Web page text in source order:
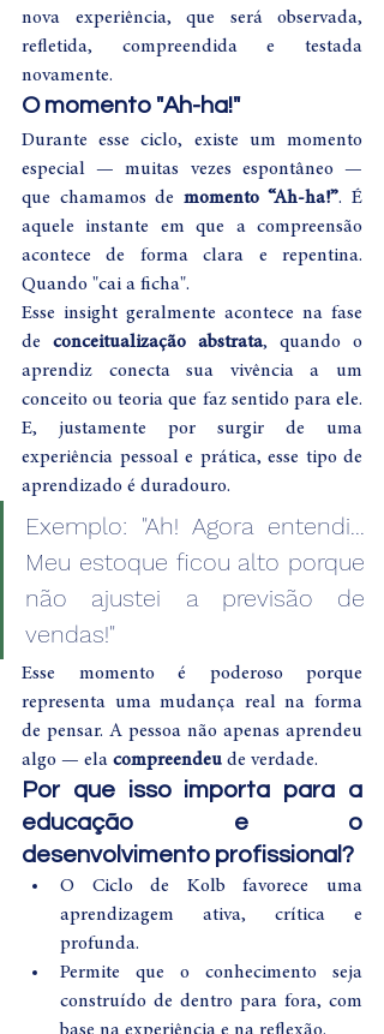
nova experiência, que será observada,
refletida, compreendida e testada
novamente.
O momento "Ah-ha!"
Durante esse ciclo, existe um momento
especial — muitas vezes espontâneo —
que chamamos de momento “Ah-ha!”. É
aquele instante em que a compreensão
acontece de forma clara e repentina.
Quando "cai a ficha".
Esse insight geralmente acontece na fase
de conceitualização abstrata, quando o
aprendiz conecta sua vivência a um
conceito ou teoria que faz sentido para ele.
E, justamente por surgir de uma
experiência pessoal e prática, esse tipo de
aprendizado é duradouro.
Exemplo: "Ah! Agora entendi...
Meu estoque ficou alto porque
não ajustei a previsão de
vendas!"
Esse momento é poderoso porque
representa uma mudança real na forma
de pensar. A pessoa não apenas aprendeu
algo — ela compreendeu de verdade.
Por que isso importa para a
educação e o
desenvolvimento profissional?
O Ciclo de Kolb favorece uma
aprendizagem ativa, crítica e
profunda.
Permite que o conhecimento seja
construído de dentro para fora, com